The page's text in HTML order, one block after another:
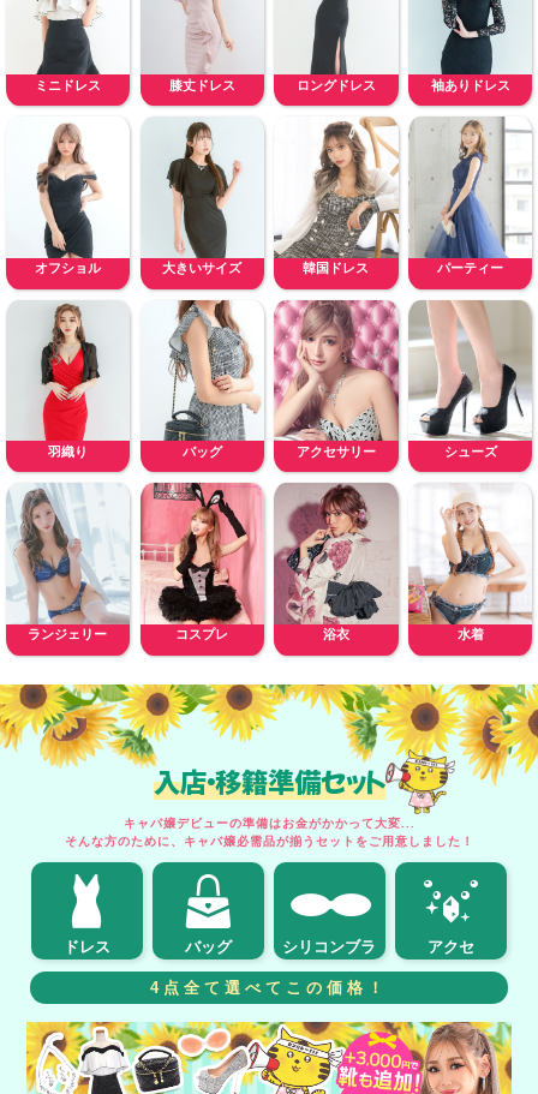
ミニドレス 膝丈ドレス ロングドレス 袖ありドレス
オフショル 大きいサイズ 韓国ドレス パーティー
羽織り バッグ アクセサリー シューズ
ランジェリー コスプレ 浴衣 水着
入店・移籍準備セット
キャバ嬢デビューの準備はお金がかかって大変...
そんな方のために、キャバ嬢必需品が揃うセットをご用意しました！
ドレス バッグ シリコンブラ アクセ
4点全て選べてこの価格！